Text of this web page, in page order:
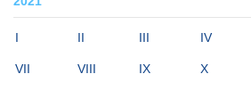
I II III IV
VII VIII IX X